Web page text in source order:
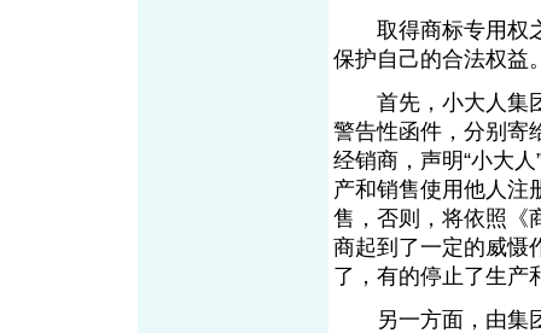
取得商标专用权之
保护自己的合法权益
首先，小大人集团
警告性函件，分别寄
经销商，声明“小大
产和销售使用他人注
售，否则，将依照《
商起到了一定的威慑
了，有的停止了生产
另一方面，由集团